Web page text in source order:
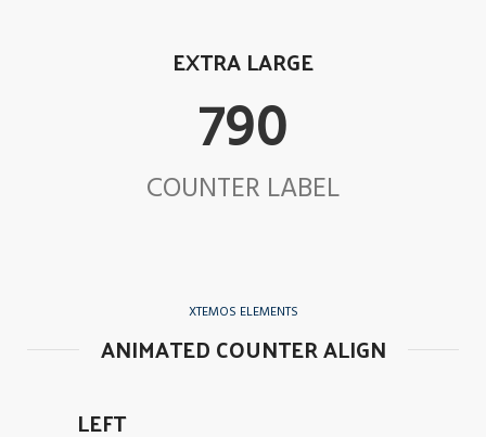
EXTRA LARGE
851
COUNTER LABEL
XTEMOS ELEMENTS
ANIMATED COUNTER ALIGN
LEFT